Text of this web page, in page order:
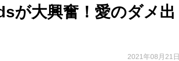
が大興奮！愛のダメ出
2021年08月21日